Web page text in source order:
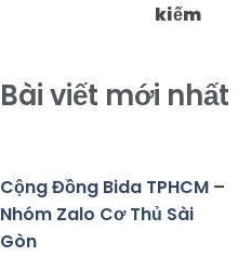
kiếm
Bài viết mới nhất
Cộng Đồng Bida TPHCM –
Nhóm Zalo Cơ Thủ Sài
Gòn